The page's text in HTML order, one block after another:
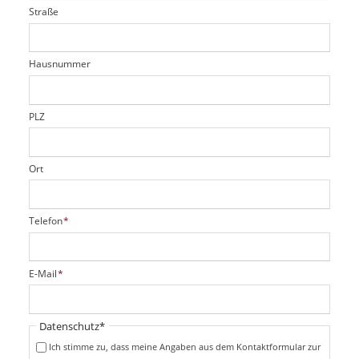
t
r
d
f
e
d
i
c
t
f
e
d
Straße
Hausnummer
PLZ
Ort
P
f
i
c
t
f
Telefon*
P
f
i
E-Mail*
Pflichtfeld
Datenschutz*
Ich stimme zu, dass meine Angaben aus dem Kontaktformular zur